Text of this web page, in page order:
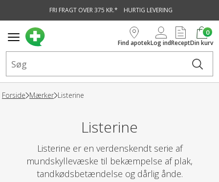
FRI FRAGT OVER 375 KR.* HURTIG LEVERING
Find apotekLog indRecept
0
Din kurv
Forside Mærker Listerine
Listerine
Listerine er en verdenskendt serie af
mundskyllevæske til bekæmpelse af plak,
tandkødsbetændelse og dårlig ånde.